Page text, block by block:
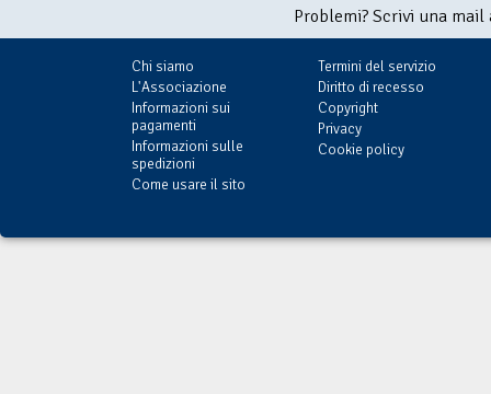
Problemi? Scrivi una
Chi siamo
L'Associazione
Informazioni sui
pagamenti
Informazioni sulle
spedizioni
Come usare il sito
Termini del servizio
Diritto di recesso
Copyright
Privacy
Cookie policy